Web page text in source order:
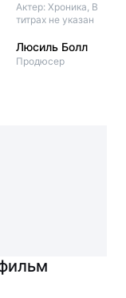
Актер: Хроника, В
титрах не указан
Люсиль Болл
Продюсер